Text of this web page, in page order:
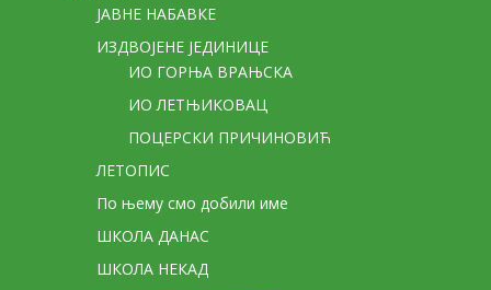
ЈАВНЕ НАБАВКЕ
ИЗДВОЈЕНЕ ЈЕДИНИЦЕ
ИО ГОРЊА ВРАЊСКА
ИО ЛЕТЊИКОВАЦ
ПОЦЕРСКИ ПРИЧИНОВИЋ
ЛЕТОПИС
По њему смо добили име
ШКОЛА ДАНАС
ШКОЛА НЕКАД